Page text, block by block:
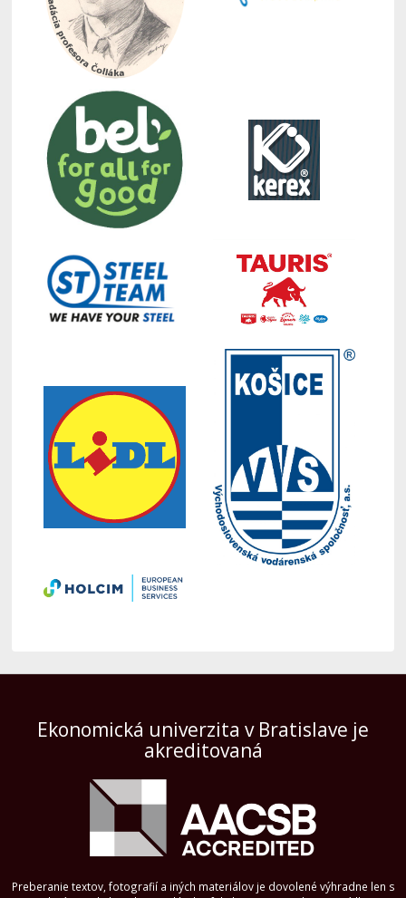
Ekonomická univerzita v Bratislave je
akreditovaná
Preberanie textov, fotografií a iných materiálov je dovolené výhradne len s